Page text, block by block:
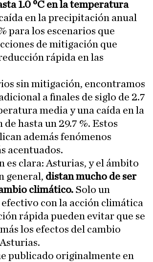
1.0 ºC en la temperatura
en la precipitación anual
para los escenarios que
de mitigación que
rápida en las
sin mitigación, encontramos
a finales de siglo de 2.7
media y una caída en la
hasta un 29.7 %. Estos
además fenómenos
acentuados.
es clara: Asturias, y el ámbito
general, distan mucho de ser
climático. Solo un
con la acción climática
rápida pueden evitar que se
los efectos del cambio
publicado originalmente en